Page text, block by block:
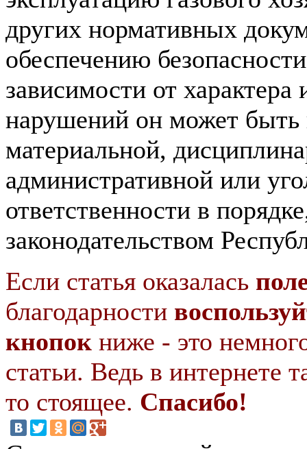
других нормативных
обеспечению
зависимости от характера
нарушений он может быть
материальной,
административной или
ответственности в
законодательством
Если статья оказалась
благодарности
кнопок ниже - это
статьи. Ведь в интернете
то стоящее. Спасибо!